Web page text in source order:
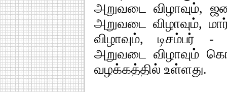
அறுவடை விழாவும்,
அறுவடை விழாவும்,
விழாவும், டிசம்பர்
அறுவடை விழாவும்
வழக்கத்தில் உள்ளது.